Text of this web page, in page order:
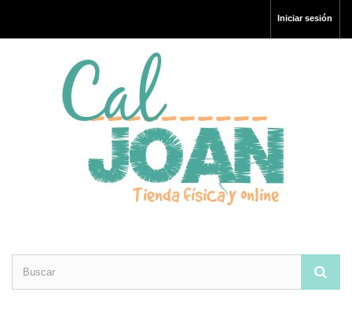
Iniciar sesión